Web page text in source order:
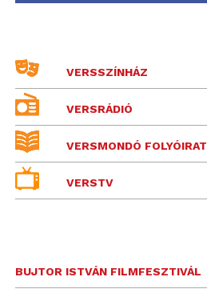
VERSSZÍNHÁZ
VERSRÁDIÓ
VERSMONDÓ FOLYÓIRAT
VERSTV
BUJTOR ISTVÁN FILMFESZTIVÁL